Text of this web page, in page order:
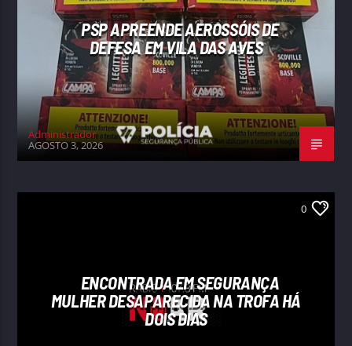
PSP APREENDE AEROSSÓIS DE
DEFESA EM VILA DAS AVES
Administrador
AGOSTO 3, 2026
0
ENCONTRADA EM SEGURANÇA
MULHER DESAPARECIDA NA TROFA HÁ
DOIS DIAS